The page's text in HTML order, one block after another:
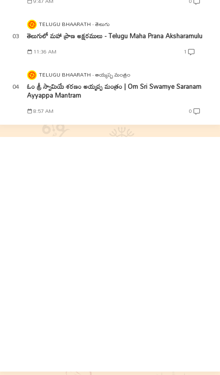
TELUGU BHAARATH తెలుగు
తెలుగులో మహా ప్రాణ అక్షరములు - Telugu Maha Prana Aksharamulu
11:36 AM 1
TELUGU BHAARATH అయ్యప్ప మంత్రం
ఓం శ్రీ స్వామియే శరణం అయ్యప్ప మంత్రం | Om Sri Swamye Saranam
Ayyappa Mantram
8:57 AM 0